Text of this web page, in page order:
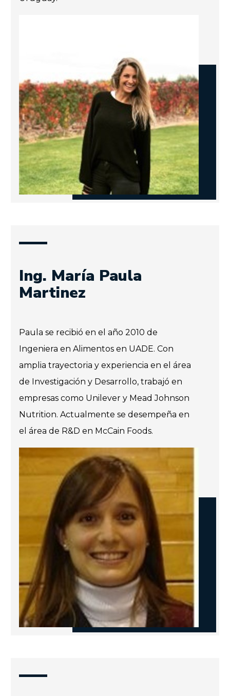
Ing. María Paula
Martinez
Paula se recibió en el año 2010 de
Ingeniera en Alimentos en UADE. Con
amplia trayectoria y experiencia en el área
de Investigación y Desarrollo, trabajó en
empresas como Unilever y Mead Johnson
Nutrition. Actualmente se desempeña en
el área de R&D en McCain Foods.